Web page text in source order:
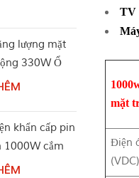
TV
mặt
Điện
(VDC)
lượng mặt
330W Ổ
AC Pure Sine
khẩn cấp pin
1000W cắm